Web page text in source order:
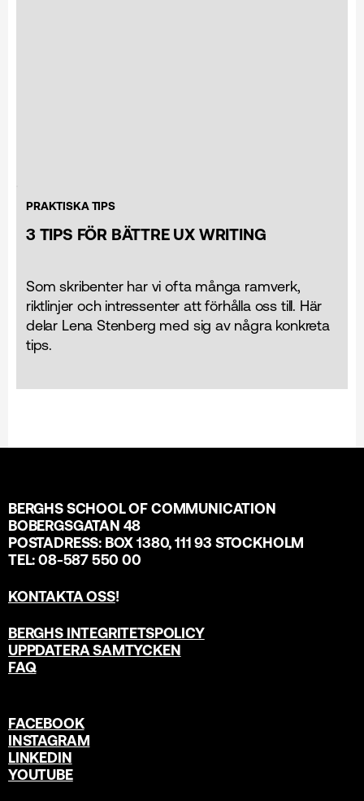
PRAKTISKA TIPS
3 TIPS FÖR BÄTTRE UX WRITING
Som skribenter har vi ofta många ramverk,
riktlinjer och intressenter att förhålla oss till. Här
delar Lena Stenberg med sig av några konkreta
tips.
BERGHS SCHOOL OF COMMUNICATION
BOBERGSGATAN 48
POSTADRESS: BOX 1380, 111 93 STOCKHOLM
TEL: 08-587 550 00
KONTAKTA OSS!
BERGHS INTEGRITETSPOLICY
UPPDATERA SAMTYCKEN
FAQ
FACEBOOK
INSTAGRAM
LINKEDIN
YOUTUBE